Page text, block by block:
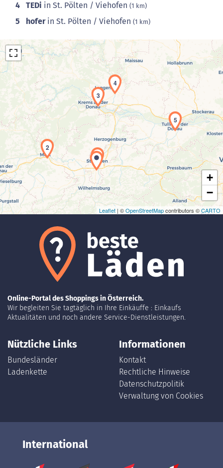
4 TEDi in St. Pölten / Viehofen (1 km)
5 hoferin St. Pölten / Viehofen (1 km)
Laden der Karte...
1
2
3
4
5
+
−
Leaflet | ©OpenStreetMapcontributors ©CARTO
Online-Portal des Shoppings in Österreich.
Wir begleiten Sie tagtäglich in Ihre Einkäuffe : Einkaufs
Aktualitäten und noch andere Service-Dienstleistungen.
Nützliche Links
Bundesländer
Ladenkette
Informationen
Kontakt
Rechtliche Hinweise
Datenschutzpolitik
Verwaltung von Cookies
International